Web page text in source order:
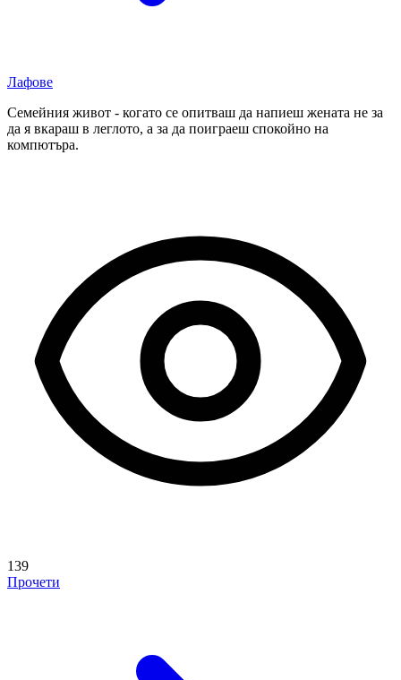
Лафове
Семейния живот - когато се опитваш да напиеш жената не за
да я вкараш в леглото, а за да поиграеш спокойно на
компютъра.
139
Прочети